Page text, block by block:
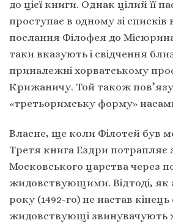
до цієї книги. Однак цілий її
проступає в одному зі списків
послання Філофея до
таки вказують і свідчення
приналежні хорватському
Крижаничу. Той також
«третьоримську форму»
Власне, ще коли Філотей був
Третя книга Ездри потрапляє
Московського царства через
жидовствующими. Відтоді, як
року (1492-го) не настав кінець
жидовствующі звинувачують